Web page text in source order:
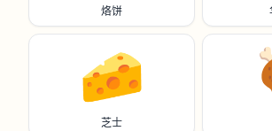
烙饼
🧀
芝士